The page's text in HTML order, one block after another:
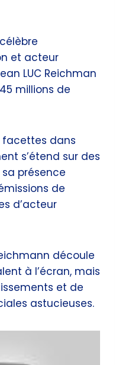
et acteur
LUC Reichman
millions de
facettes dans
s’étend sur des
présence
de
d’acteur
découle
à l’écran, mais
et de
astucieuses.